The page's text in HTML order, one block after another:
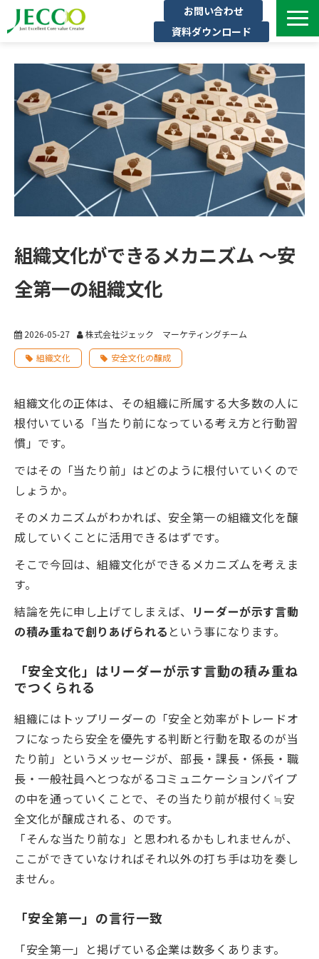
お問い合わせ
資料ダウンロード
ジェックについて
インタビュー
セミナー・イベント一覧
公開コース一覧
コラム
よくある質問
組織文化ができるメカニズム ～安
全第一の組織文化
2026-05-27
株式会社ジェック マーケティングチーム
組織文化
安全文化の醸成
組織文化の正体は、その組織に所属する大多数の人に
根付いている「当たり前になっている考え方と行動習
慣」です。
ではその「当たり前」はどのように根付いていくので
しょうか。
そのメカニズムがわかれば、安全第一の組織文化を醸
成していくことに活用できるはずです。
そこで今回は、組織文化ができるメカニズムを考えま
す。
結論を先に申し上げてしまえば、
リーダーが示す言動
の積み重ねで創りあげられる という事になります。
「安全文化」はリーダーが示す言動の積み重ね
でつくられる
組織にはトップリーダーの「安全と効率がトレードオ
フになったら安全を優先する判断と行動を取るのが当
たり前」というメッセージが、部長・課長・係長・職
長・一般社員へとつながるコミュニケーションパイプ
の中を通っていくことで、その当たり前が根付く≒安
全文化が醸成される、のです。
「そんな当たり前な」と思われるかもしれませんが、
ここができていなければそれ以外の打ち手は功を奏し
ません。
「安全第一」の言行一致
「安全第一」と掲げている企業は数多くあります。